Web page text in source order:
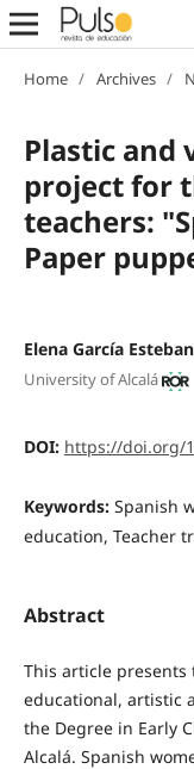
Home / Archives /
Plastic and
project for
teachers:
Paper
Elena García Esteban
University of Alcalá
DOI: https://doi.org/
Keywords: Spanish
education, Teacher
Abstract
This article presents
educational, artistic
the Degree in Early
Alcalá. Spanish